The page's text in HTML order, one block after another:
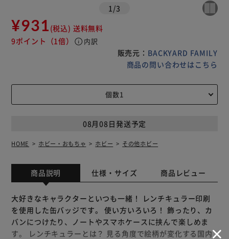
1 /3
¥931 (税込) 送料無料
9ポイント （1倍） info 内訳
販売元： BACKYARD FAMILY
商品の問い合わせはこちら
08月08日発送予定
HOME ホビー・おもちゃ ホビー その他ホビー
商品説明 仕様・サイズ 商品レビュー
大好きなキャラクターといつも一緒！ レンチキュラー印刷
を使用した缶バッジです。 使い方いろいろ！ 飾ったり、カ
バンにつけたり、ノートやスマホケースに挟んで楽しめま
す。 レンチキュラーとは？ 見る角度で絵柄が変化する国内